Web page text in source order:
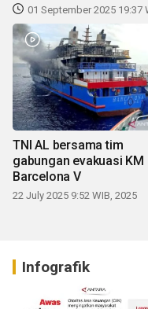
01 September 2025 19:37
TNI AL bersama tim
gabungan evakuasi KM
Barcelona V
22 July 2025 9:52 WIB, 2025
Infografik